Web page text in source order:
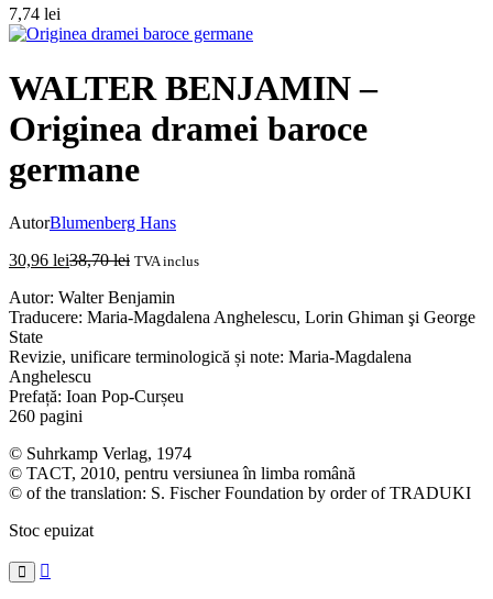
7,74 lei
WALTER BENJAMIN –
Originea dramei baroce
germane
AutorBlumenberg Hans
30,96 lei38,70lei TVA inclus
Autor: Walter Benjamin
Traducere: Maria-Magdalena Anghelescu, Lorin Ghiman şi George
State
Revizie, unificare terminologică și note: Maria-Magdalena
Anghelescu
Prefață: Ioan Pop-Curșeu
260 pagini
© Suhrkamp Verlag, 1974
© TACT, 2010, pentru versiunea în limba română
© of the translation: S. Fischer Foundation by order of TRADUKI
Stoc epuizat